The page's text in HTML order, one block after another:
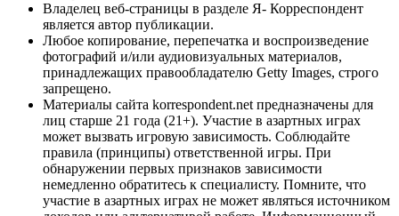
Владелец веб-страницы в разделе Я- Корреспондент
является автор публикации.
Любое копирование, перепечатка и воспроизведение
фотографий и/или аудиовизуальных материалов,
принадлежащих правообладателю Getty Images, строго
запрещено.
Материалы сайта korrespondent.net предназначены для
лиц старше 21 года (21+). Участие в азартных играх
может вызвать игровую зависимость. Соблюдайте
правила (принципы) ответственной игры. При
обнаружении первых признаков зависимости
немедленно обратитесь к специалисту. Помните, что
участие в азартных играх не может являться источником